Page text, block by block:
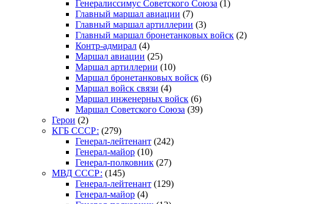
Генералиссимус Советского Союза (1)
Главный маршал авиации (7)
Главный маршал артиллерии (3)
Главный маршал бронетанковых войск (2)
Контр-адмирал (4)
Маршал авиации (25)
Маршал артиллерии (10)
Маршал бронетанковых войск (6)
Маршал войск связи (4)
Маршал инженерных войск (6)
Маршал Советского Союза (39)
Герои (2)
КГБ СССР: (279)
Генерал-лейтенант (242)
Генерал-майор (10)
Генерал-полковник (27)
МВД СССР: (145)
Генерал-лейтенант (129)
Генерал-майор (4)